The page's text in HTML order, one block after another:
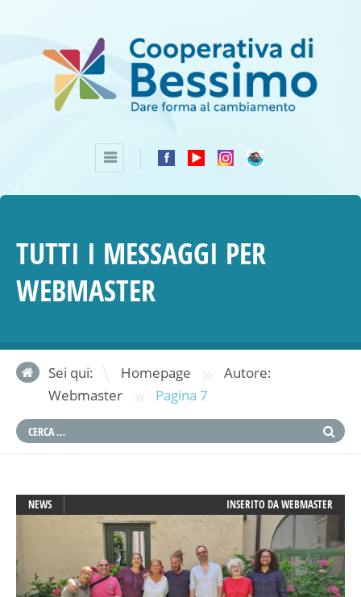
TUTTI I MESSAGGI PER
WEBMASTER
Sei qui: Homepage »
Autore:
Webmaster
» Pagina 7
NEWS INSERITO DAWEBMASTER